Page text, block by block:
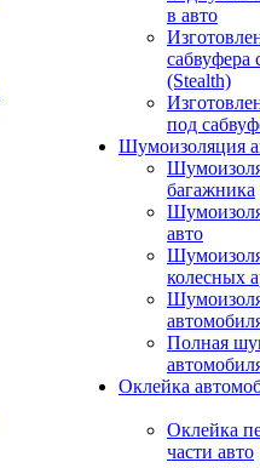
в авто
сабвуфера
(Stealth)
под
Шумоизоляция
багажника
авто
колесных
Полная
Оклейка
Оклейка
части авто